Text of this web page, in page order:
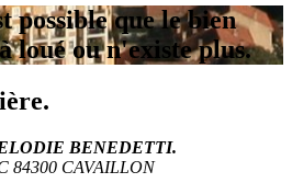
possible que le bien
loué ou n'existe plus.
BENEDETTI.
84300 CAVAILLON